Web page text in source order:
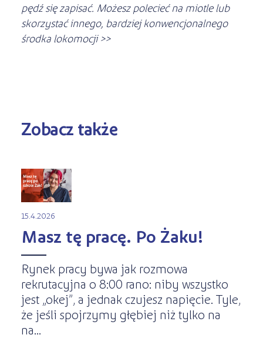
pędź się zapisać. Możesz polecieć na miotle lub
skorzystać innego, bardziej konwencjonalnego
środka lokomocji >>
Zobacz także
15.4.2026
Masz tę pracę. Po Żaku!
Rynek pracy bywa jak rozmowa
rekrutacyjna o 8:00 rano: niby wszystko
jest „okej”, a jednak czujesz napięcie. Tyle,
że jeśli spojrzymy głębiej niż tylko na
na...